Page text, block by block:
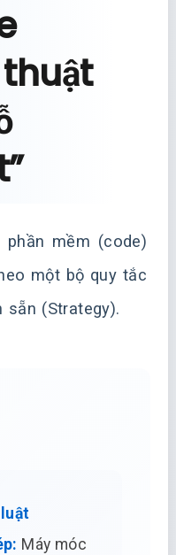
phần mềm (code)
một bộ quy tắc
sẵn (Strategy).
luật
Máy móc